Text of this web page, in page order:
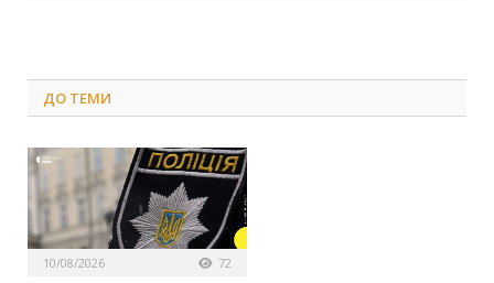
ДО ТЕМИ
10/08/2026 72